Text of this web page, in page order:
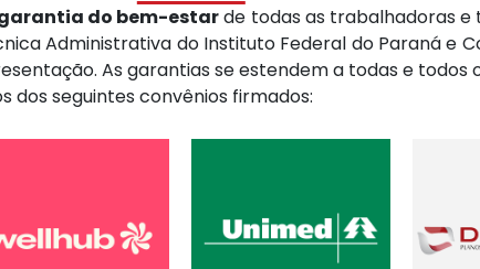
do bem-estarde todas as trabalhadoras
Administrativa do Instituto Federal do Paraná e
As garantias se estendem a todas e todos
dos seguintes convênios firmados: